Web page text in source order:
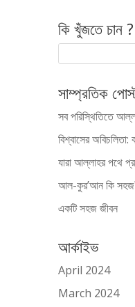
কি খুঁজতে চান ?
সাম্প্রতিক
সব পরিস্থিতিতে
বিশ্বাসের
যারা আল্লাহর পথে
আল-কুর’আন কি
একটি সহজ জীবন
আর্কাইভ
April 2024
March 2024